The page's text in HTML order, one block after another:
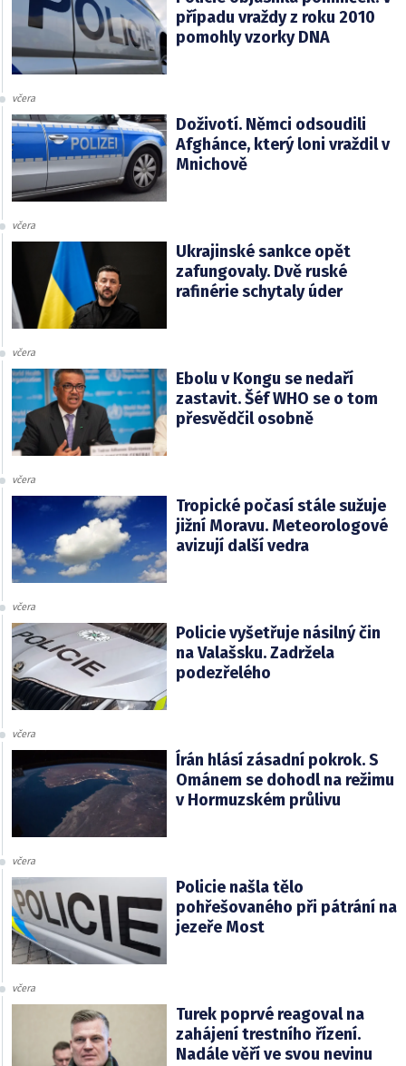
případu vraždy z roku 2010
pomohly vzorky DNA
včera
Doživotí. Němci odsoudili
Afghánce, který loni vraždil v
Mnichově
včera
Ukrajinské sankce opět
zafungovaly. Dvě ruské
rafinérie schytaly úder
včera
Ebolu v Kongu se nedaří
zastavit. Šéf WHO se o tom
přesvědčil osobně
včera
Tropické počasí stále sužuje
jižní Moravu. Meteorologové
avizují další vedra
včera
Policie vyšetřuje násilný čin
na Valašsku. Zadržela
podezřelého
včera
Írán hlásí zásadní pokrok. S
Ománem se dohodl na režimu
v Hormuzském průlivu
včera
Policie našla tělo
pohřešovaného při pátrání na
jezeře Most
včera
Turek poprvé reagoval na
zahájení trestního řízení.
Nadále věří ve svou nevinu